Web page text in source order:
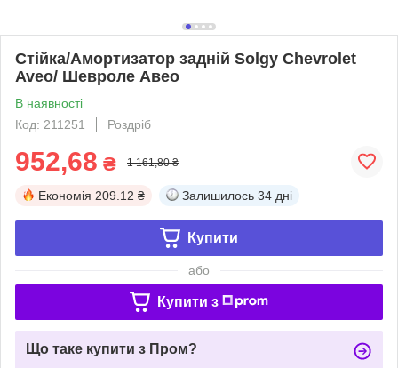
Стійка/Амортизатор задній Solgy Chevrolet
Aveo/ Шевроле Авео
В наявності
Код: 211251
Роздріб
952,68 ₴ 1 161,80 ₴
Економія 209.12 ₴ Залишилось 34 дні
Купити
або
Купити з
Що таке купити з Пром?